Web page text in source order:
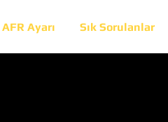
AFR Ayarı Sık Sorulanlar